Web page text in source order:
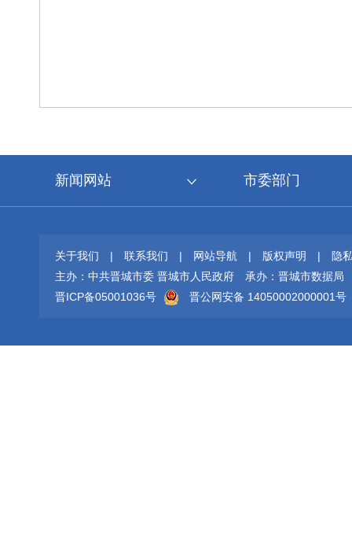
新闻网站 市委部门
关于我们 | 联系我们 | 网站导航 | 版权声明 |
隐
主办：中共晋城市委 晋城市人民政府
承办：晋城市数据局
晋ICP备05001036号
晋公网安备 14050002000001号